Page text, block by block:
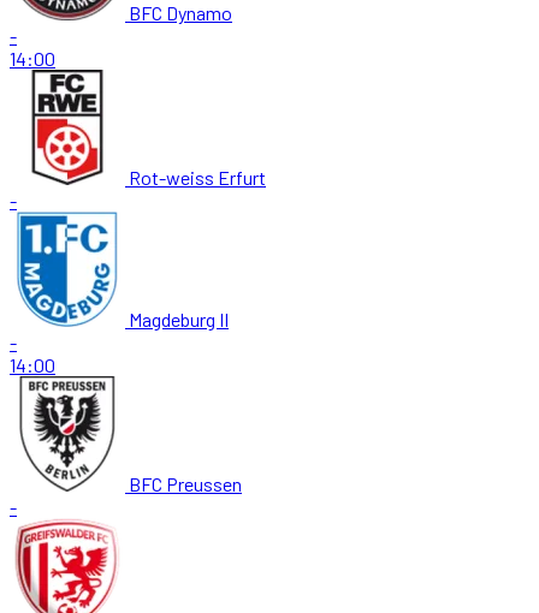
BFC Dynamo
-
14:00
Rot-weiss Erfurt
-
Magdeburg II
-
14:00
BFC Preussen
-